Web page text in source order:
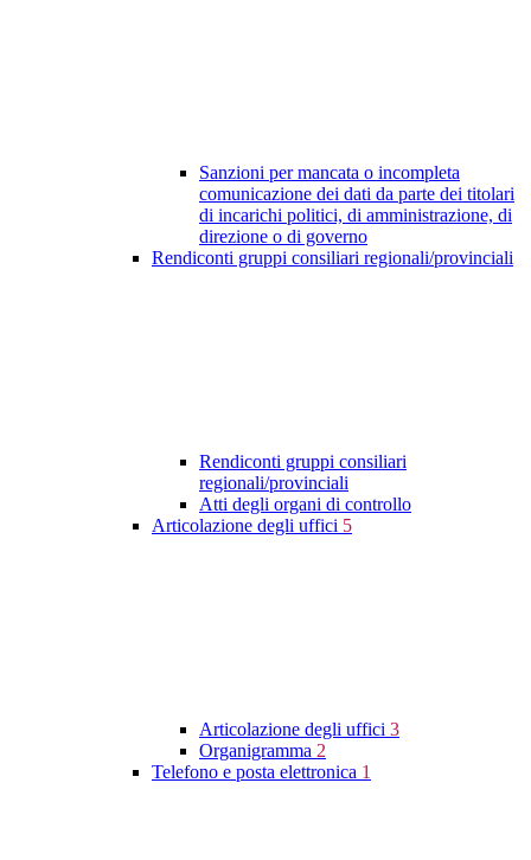
Sanzioni per mancata o incompleta
comunicazione dei dati da parte dei titolari
di incarichi politici, di amministrazione, di
direzione o di governo
Rendiconti gruppi consiliari regionali/provinciali
Rendiconti gruppi consiliari
regionali/provinciali
Atti degli organi di controllo
Articolazione degli uffici 5
Articolazione degli uffici 3
Organigramma 2
Telefono e posta elettronica 1